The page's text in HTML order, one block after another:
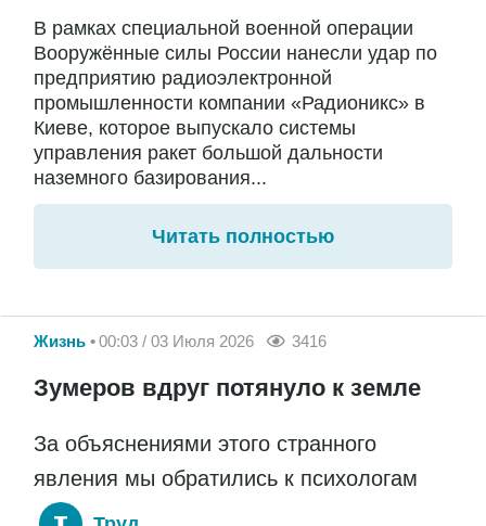
В рамках специальной военной операции
Вооружённые силы России нанесли удар по
предприятию радиоэлектронной
промышленности компании «Радионикс» в
Киеве, которое выпускало системы
управления ракет большой дальности
наземного базирования...
Читать полностью
Жизнь 00:03 / 03 Июля 2026 3416
Зумеров вдруг потянуло к земле
За объяснениями этого странного
явления мы обратились к психологам